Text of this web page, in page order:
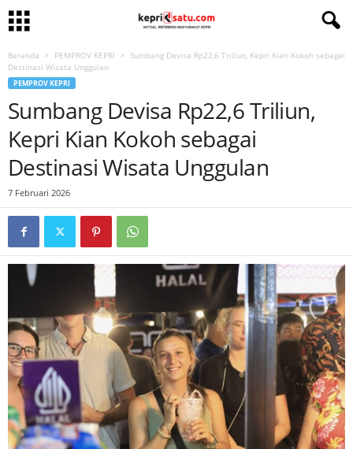
Beranda PEMPROV KEPRI
Sumbang Devisa Rp22,6 Triliun, Kepri Kian Kokoh sebagai
Destinasi Wisata Unggulan
PEMPROV KEPRI
Sumbang Devisa Rp22,6 Triliun,
Kepri Kian Kokoh sebagai
Destinasi Wisata Unggulan
7 Februari 2026